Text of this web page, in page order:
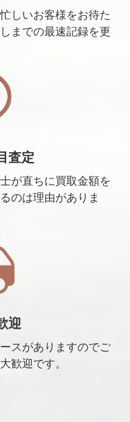
しいお客様をお待た
までの最速記録を更
査定
が直ちに買取金額を
のは理由がありま
迎
スがありますのでご
歓迎です。